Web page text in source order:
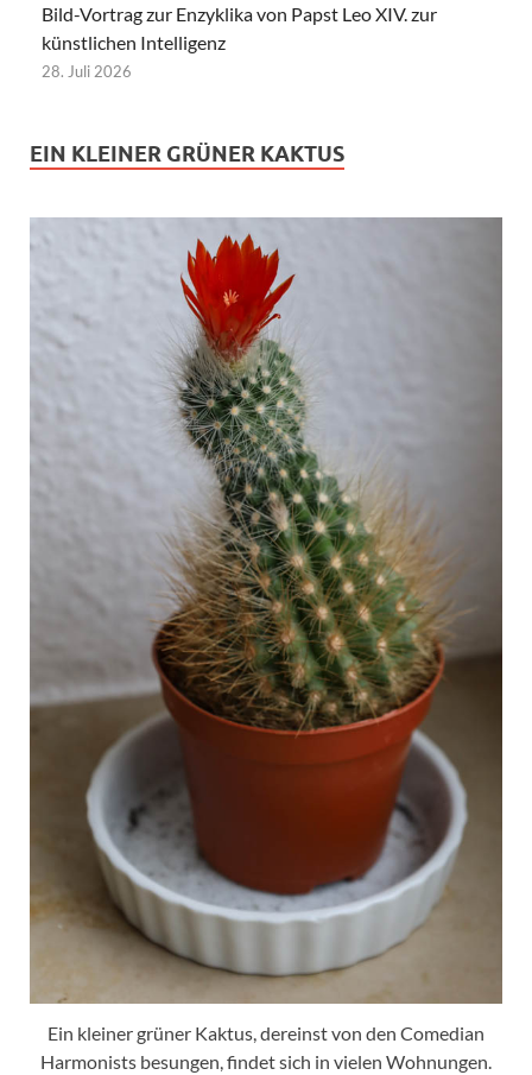
Bild-Vortrag zur Enzyklika von Papst Leo XIV. zur
künstlichen Intelligenz
28. Juli 2026
EIN KLEINER GRÜNER KAKTUS
Ein kleiner grüner Kaktus, dereinst von den Comedian
Harmonists besungen, findet sich in vielen Wohnungen.